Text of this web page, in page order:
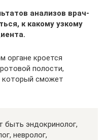
анализов врач-
к какому узкому
органе кроется
полости,
который сможет
быть эндокринолог,
невролог,